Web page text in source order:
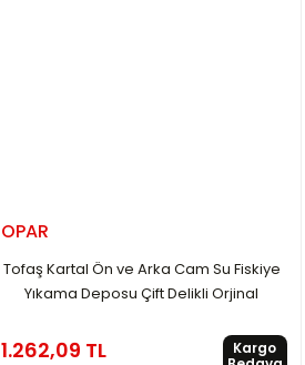
OPAR
Tofaş Kartal Ön ve Arka Cam Su Fiskiye
Yıkama Deposu Çift Delikli Orjinal
1.262,09 TL
Kargo